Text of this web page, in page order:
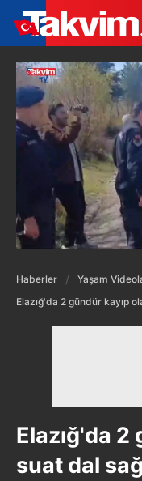
Haberler
Yaşam
Elazığ'da 2 gündür kayıp
Elazığ'da 2
suat dal